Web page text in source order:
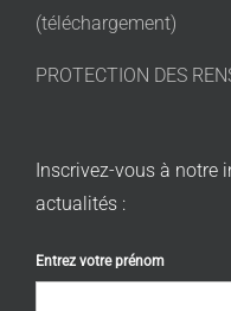
(téléchargement)
PROTECTION DES
Inscrivez-vous à notre
actualités :
Entrez votre prénom